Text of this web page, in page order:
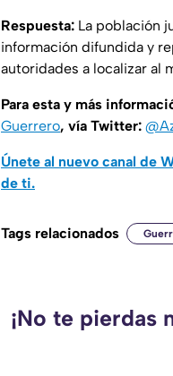
Respuesta: La población
información difundida y
autoridades a localizar al
Para esta y más
Guerrero, vía Twitter:
Únete al nuevo canal de
de ti.
Tags relacionados
¡No te pierdas